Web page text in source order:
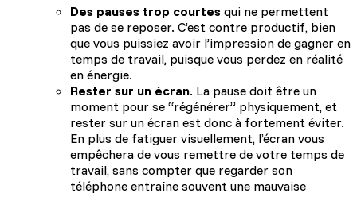
Des pauses trop courtes qui ne permettent
pas de se reposer. C’est contre productif, bien
que vous puissiez avoir l’impression de gagner en
temps de travail, puisque vous perdez en réalité
en énergie.
Rester sur un écran. La pause doit être un
moment pour se “régénérer” physiquement, et
rester sur un écran est donc à fortement éviter.
En plus de fatiguer visuellement, l’écran vous
empêchera de vous remettre de votre temps de
travail, sans compter que regarder son
téléphone entraîne souvent une mauvaise